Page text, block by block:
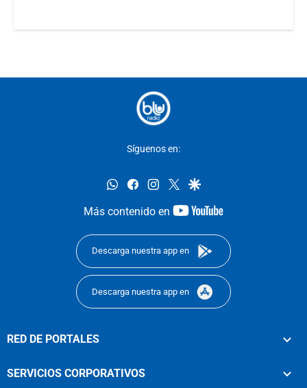
Síguenos en:
whatsappfacebookinstagram
twittergoogle
Más contenido en
youtube-
Descarga nuestra app en
Descarga nuestra app en
RED DE PORTALES
SERVICIOS CORPORATIVOS